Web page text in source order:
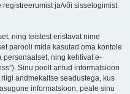
registreerumist ja/või sisselogimist
ning teistest eristavat nime
parooli mida kasutad oma kontole
personaalset, ning kehtivat e-
Sinu poolt antud informatsioon
andmekaitse seadustega, kus
informatsioon, peale sinu